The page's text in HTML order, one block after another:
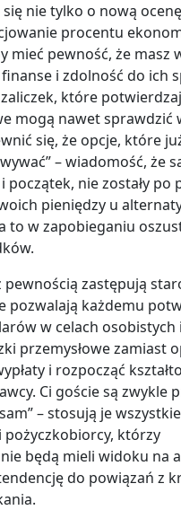
nie tylko o nową
procentu
mieć pewność, że masz
i zdolność do ich
które
mogą nawet sprawdzić
się, że opcje, które
– wiadomość, że
początek, nie zostały po
pieniędzy u
to w zapobieganiu
pewnością zastępują
pozwalają każdemu
w celach osobistych
przemysłowe zamiast
i rozpocząć
Ci goście są zwykle
– stosują je
pożyczkobiorcy, którzy
będą mieli widoku na
do powiązań z